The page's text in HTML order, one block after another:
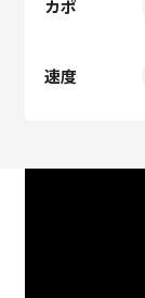
カポ
速度